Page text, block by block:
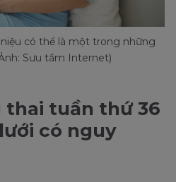
có thể là một trong những
Sưu tầm Internet)
thai tuần thứ 36
có nguy